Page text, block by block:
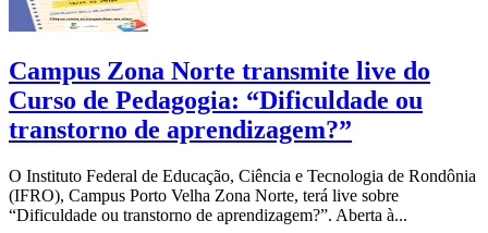
Campus Zona Norte transmite live do
Curso de Pedagogia: “Dificuldade ou
transtorno de aprendizagem?”
O Instituto Federal de Educação, Ciência e Tecnologia de Rondônia
(IFRO), Campus Porto Velha Zona Norte, terá live sobre
“Dificuldade ou transtorno de aprendizagem?”. Aberta à...